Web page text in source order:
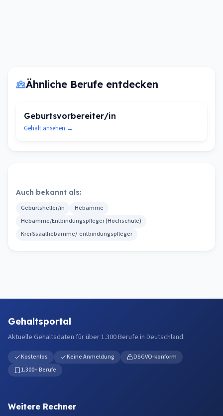
Ähnliche Berufe entdecken
Geburtsvorbereiter/in
Gehalt ansehen →
Auch bekannt als:
Geburtshelfer/in
Hebamme
Hebamme/Entbindungspfleger (Hochschule)
Kreißsaalhebamme/-entbindungspfleger
Gehaltsportal
Aktuelle Gehaltsdaten für über 1.300 Berufe in Deutschland.
Kostenlos Keine Anmeldung
DSGVO-konform
1.300+ Berufe
Weitere Rechner